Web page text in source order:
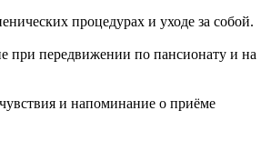
процедурах и уходе за собой.
при передвижении по пансионату и на
и напоминание о приёме